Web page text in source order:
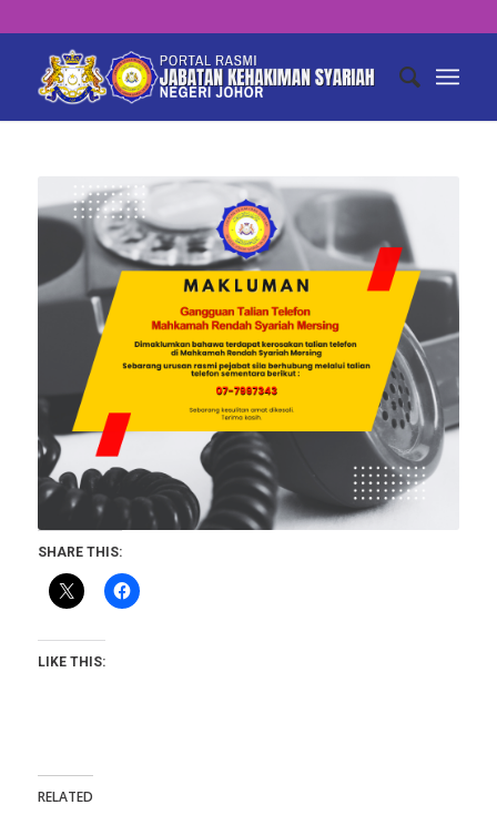
SHARE THIS:
LIKE THIS:
RELATED